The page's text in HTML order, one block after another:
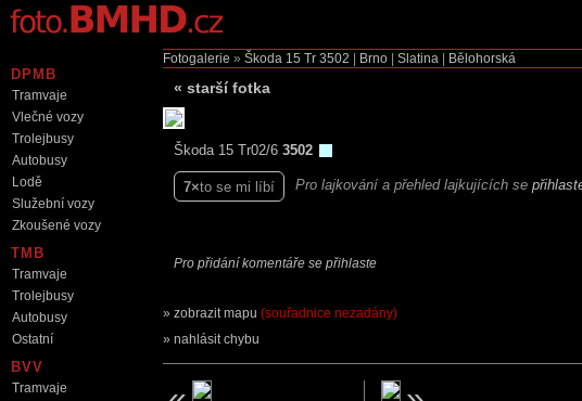
Fotogalerie » Škoda 15 Tr 3502 Brno Slatina Bělohorská
« starší fotka
Škoda 15 Tr02/6 3502
7 to se mi líbí Pro lajkování a přehled lajkujících se
Pro přidání komentáře se přihlaste
zobrazit mapu (souřadnice nezadány)
nahlásit chybu
DPMB
Tramvaje
Vlečné vozy
Trolejbusy
Autobusy
Lodě
Služební vozy
Zkoušené vozy
TMB
Tramvaje
Trolejbusy
Autobusy
Ostatní
BVV
Tramvaje